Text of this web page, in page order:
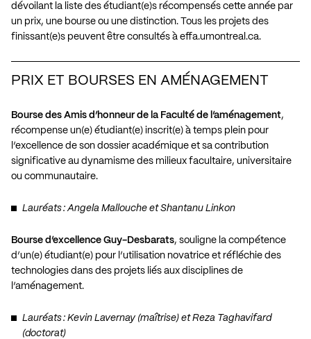
dévoilant la liste des étudiant(e)s récompensés cette année par
un prix, une bourse ou une distinction. Tous les projets des
finissant(e)s peuvent être consultés à effa.umontreal.ca.
PRIX ET BOURSES EN AMÉNAGEMENT
Bourse des Amis d’honneur de la Faculté de l’aménagement,
récompense un(e) étudiant(e) inscrit(e) à temps plein pour
l’excellence de son dossier académique et sa contribution
significative au dynamisme des milieux facultaire, universitaire
ou communautaire.
Lauréats : Angela Mallouche et Shantanu Linkon
Bourse d’excellence Guy-Desbarats, souligne la compétence
d’un(e) étudiant(e) pour l’utilisation novatrice et réfléchie des
technologies dans des projets liés aux disciplines de
l’aménagement.
Lauréats : Kevin Lavernay (maîtrise) et Reza Taghavifard
(doctorat)